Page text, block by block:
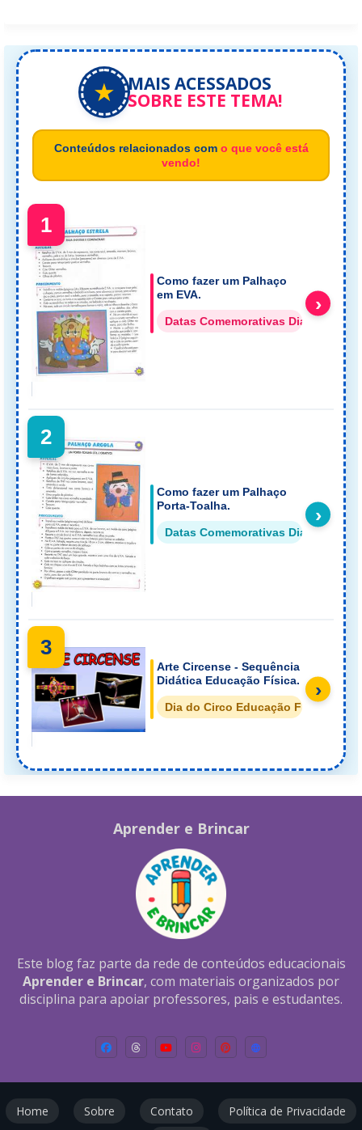
★ MAIS ACESSADOS
SOBRE ESTE TEMA!
Conteúdos relacionados com o que você está
vendo!
1
Como fazer um Palhaço
em EVA.
Datas Comemorativas Dia do Circo
›
2
Como fazer um Palhaço
Porta-Toalha.
Datas Comemorativas Dia do Circo
›
3
Arte Circense - Sequência
Didática Educação Física.
Dia do Circo Educação Física
›
Aprender e Brincar
Este blog faz parte da rede de conteúdos educacionais
Aprender e Brincar, com materiais organizados por
disciplina para apoiar professores, pais e estudantes.
Home Sobre Contato Política de Privacidade